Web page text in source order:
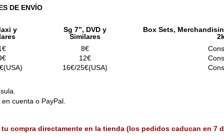
DE ENVÍO
y
Sg 7”, DVD y
Similares
Box Sets,
8€
12€
16€/25€(USA)
cuenta o PayPal.
compra directamente en la tienda (los pedidos caducan en 7